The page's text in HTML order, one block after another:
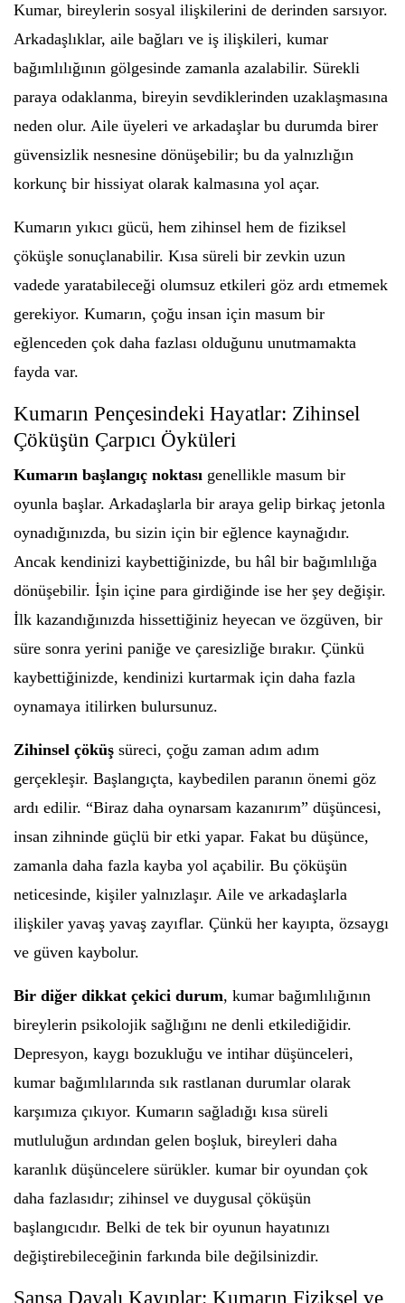
Kumar, bireylerin sosyal ilişkilerini de derinden sarsıyor.
Arkadaşlıklar, aile bağları ve iş ilişkileri, kumar
bağımlılığının gölgesinde zamanla azalabilir. Sürekli
paraya odaklanma, bireyin sevdiklerinden uzaklaşmasına
neden olur. Aile üyeleri ve arkadaşlar bu durumda birer
güvensizlik nesnesine dönüşebilir; bu da yalnızlığın
korkunç bir hissiyat olarak kalmasına yol açar.
Kumarın yıkıcı gücü, hem zihinsel hem de fiziksel
çöküşle sonuçlanabilir. Kısa süreli bir zevkin uzun
vadede yaratabileceği olumsuz etkileri göz ardı etmemek
gerekiyor. Kumarın, çoğu insan için masum bir
eğlenceden çok daha fazlası olduğunu unutmamakta
fayda var.
Kumarın Pençesindeki Hayatlar: Zihinsel
Çöküşün Çarpıcı Öyküleri
Kumarın başlangıç noktası genellikle masum bir
oyunla başlar. Arkadaşlarla bir araya gelip birkaç jetonla
oynadığınızda, bu sizin için bir eğlence kaynağıdır.
Ancak kendinizi kaybettiğinizde, bu hâl bir bağımlılığa
dönüşebilir. İşin içine para girdiğinde ise her şey değişir.
İlk kazandığınızda hissettiğiniz heyecan ve özgüven, bir
süre sonra yerini paniğe ve çaresizliğe bırakır. Çünkü
kaybettiğinizde, kendinizi kurtarmak için daha fazla
oynamaya itilirken bulursunuz.
Zihinsel çöküş süreci, çoğu zaman adım adım
gerçekleşir. Başlangıçta, kaybedilen paranın önemi göz
ardı edilir. “Biraz daha oynarsam kazanırım” düşüncesi,
insan zihninde güçlü bir etki yapar. Fakat bu düşünce,
zamanla daha fazla kayba yol açabilir. Bu çöküşün
neticesinde, kişiler yalnızlaşır. Aile ve arkadaşlarla
ilişkiler yavaş yavaş zayıflar. Çünkü her kayıpta, özsaygı
ve güven kaybolur.
Bir diğer dikkat çekici durum, kumar bağımlılığının
bireylerin psikolojik sağlığını ne denli etkilediğidir.
Depresyon, kaygı bozukluğu ve intihar düşünceleri,
kumar bağımlılarında sık rastlanan durumlar olarak
karşımıza çıkıyor. Kumarın sağladığı kısa süreli
mutluluğun ardından gelen boşluk, bireyleri daha
karanlık düşüncelere sürükler. kumar bir oyundan çok
daha fazlasıdır; zihinsel ve duygusal çöküşün
başlangıcıdır. Belki de tek bir oyunun hayatınızı
değiştirebileceğinin farkında bile değilsinizdir.
Şansa Dayalı Kayıplar: Kumarın Fiziksel ve